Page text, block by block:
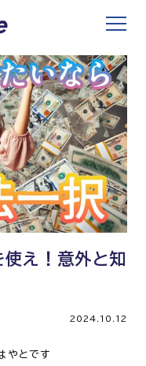
え！意外と知
2024.10.12
やとです